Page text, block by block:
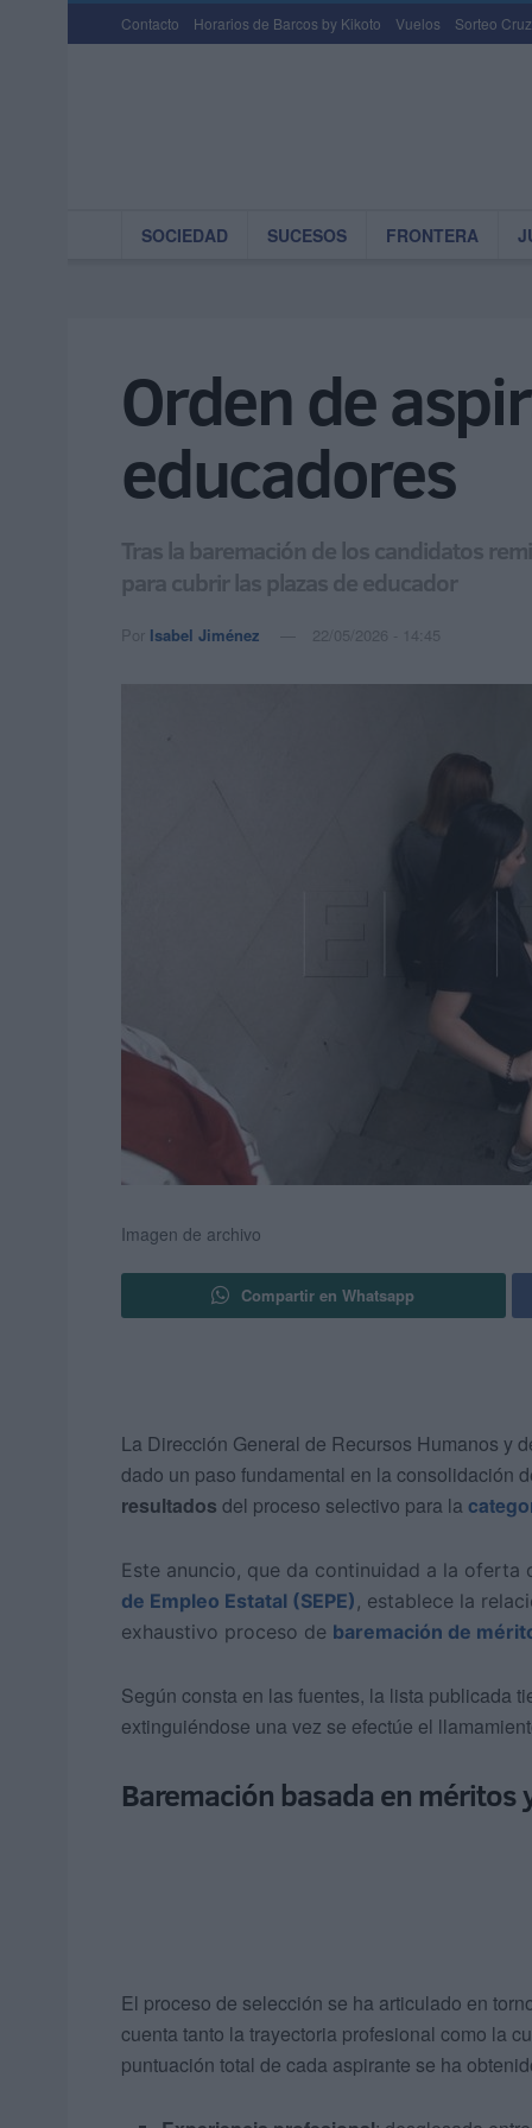
Contacto Horarios de Barcos by Kikoto Vuelos Sorteo
SOCIEDAD SUCESOS FRONTERA
Orden de
educadores
Tras la baremación de los candidatos
para cubrir las plazas de educador
Por Isabel Jiménez 22/05/2026 - 14:45
Imagen de archivo
Compartir en Whatsapp
La Dirección General de Recursos Humanos y
dado un paso fundamental en la consolidación
resultados del proceso selectivo para la
Este anuncio, que da continuidad a la oferta
de Empleo Estatal (SEPE) , establece la
exhaustivo proceso de baremación de
Según consta en las fuentes, la lista publicada
extinguiéndose una vez se efectúe el
Baremación basada en méritos
El proceso de selección se ha articulado en
cuenta tanto la trayectoria profesional como la
puntuación total de cada aspirante se ha